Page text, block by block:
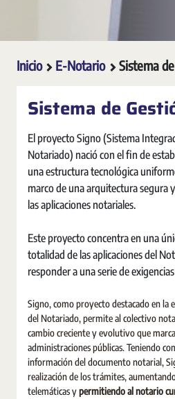
Inicio E-Notario Sistema
Sistema de
El proyecto Signo (Sistema
Notariado) nació con el fin de
una estructura tecnológica
marco de una arquitectura segura
las aplicaciones notariales.
Este proyecto concentra en una
totalidad de las aplicaciones del
responder a una serie de
Signo, como proyecto destacado en la
del Notariado, permite al colectivo
cambio creciente y evolutivo que
administraciones públicas. Teniendo
información del documento notarial,
realización de los trámites,
telemáticas ypermitiendo al notario